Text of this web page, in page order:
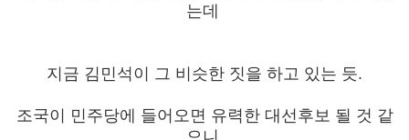
는데
지금 김민석이 그 비슷한 짓을 하고 있는 듯.
조국이 민주당에 들어오면 유력한 대선후보 될 것 같
으니